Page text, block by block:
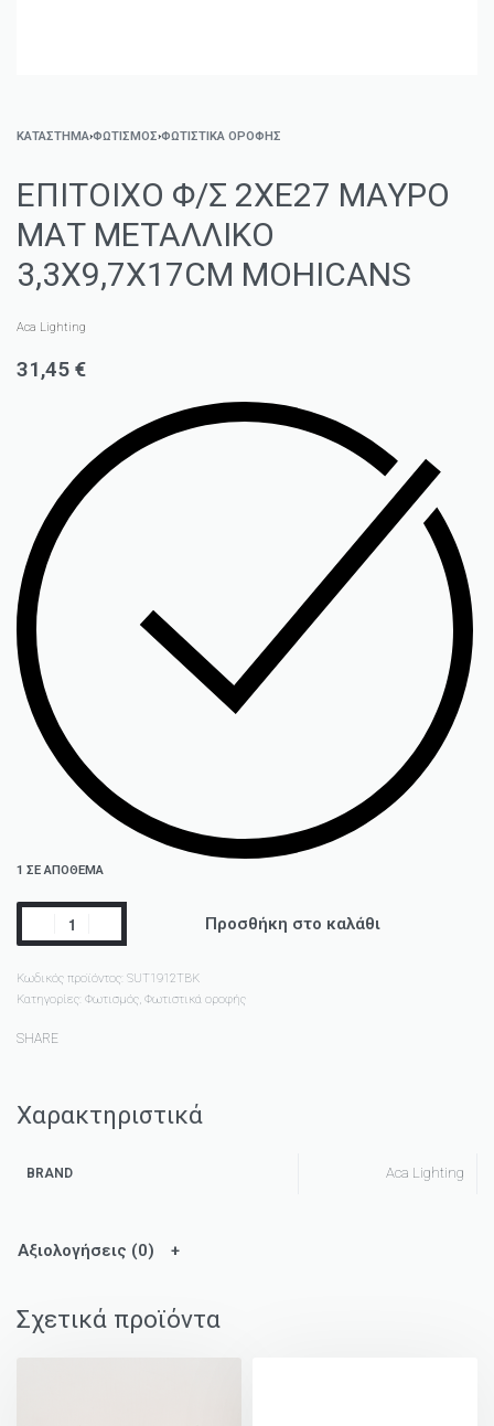
ΚΑΤΑΣΤΗΜΑ›ΦΩΤΙΣΜΌΣ›ΦΩΤΙΣΤΙΚΆ ΟΡΟΦΉΣ
ΕΠΙΤΟΙΧΟ Φ/Σ 2ΧΕ27 ΜΑΥΡΟ
ΜΑΤ ΜΕΤΑΛΛΙΚΟ
3,3X9,7X17CM MOHICANS
Aca Lighting
31,45 €
1 ΣΕ ΑΠΌΘΕΜΑ
Προσθήκη στο καλάθι
Κωδικός προϊόντος: SUT1912TBK
Κατηγορίες: Φωτισμός, Φωτιστικά οροφής
SHARE
Χαρακτηριστικά
BRAND Aca Lighting
Αξιολογήσεις (0)
Σχετικά προϊόντα